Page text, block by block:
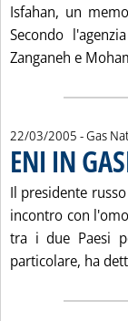
Isfahan, un
Secondo
Zanganeh e
22/03/2005 - Gas
ENI IN
Il presidente
incontro con
tra i due Paesi
particolare, ha